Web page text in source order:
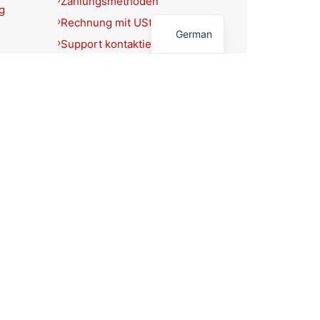
Rechnung mit USt.-Ausweis?
Support kontaktieren
German